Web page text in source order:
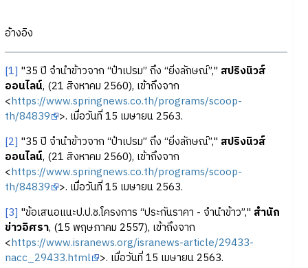
อ้างอิง
[1] "35 ปี จำนำข้าวจาก “ป๋าเปรม” ถึง “ยิ่งลักษณ์”," สปริงนิวส์
ออนไลน์, (21 สิงหาคม 2560), เข้าถึงจาก
<https://www.springnews.co.th/programs/scoop-
th/84839 >. เมื่อวันที่ 15 เมษายน 2563.
[2] "35 ปี จำนำข้าวจาก “ป๋าเปรม” ถึง “ยิ่งลักษณ์”," สปริงนิวส์
ออนไลน์, (21 สิงหาคม 2560), เข้าถึงจาก
<https://www.springnews.co.th/programs/scoop-
th/84839 >. เมื่อวันที่ 15 เมษายน 2563.
[3] "ข้อเสนอแนะป.ป.ช.โครงการ “ประกันราคา - จำนำข้าว”," สำนัก
ข่าวอิศรา, (15 พฤษภาคม 2557), เข้าถึงจาก
<https://www.isranews.org/isranews-article/29433-
nacc_29433.html >. เมื่อวันที่ 15 เมษายน 2563.